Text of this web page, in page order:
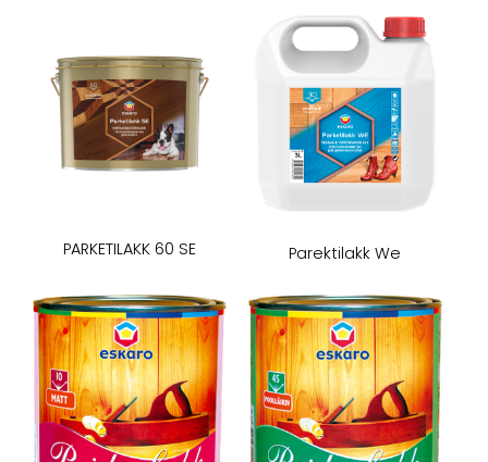
​PARKETILAKK 60 SE​ ​Parektilakk We